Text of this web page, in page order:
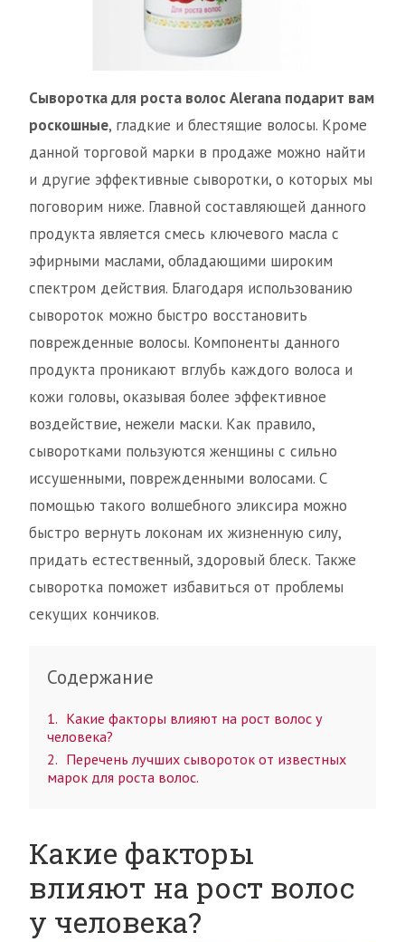
Сыворотка для роста волос Alerana подарит вам
роскошные, гладкие и блестящие волосы. Кроме
данной торговой марки в продаже можно найти
и другие эффективные сыворотки, о которых мы
поговорим ниже. Главной составляющей данного
продукта является смесь ключевого масла с
эфирными маслами, обладающими широким
спектром действия. Благодаря использованию
сывороток можно быстро восстановить
поврежденные волосы. Компоненты данного
продукта проникают вглубь каждого волоса и
кожи головы, оказывая более эффективное
воздействие, нежели маски. Как правило,
сыворотками пользуются женщины с сильно
иссушенными, поврежденными волосами. С
помощью такого волшебного эликсира можно
быстро вернуть локонам их жизненную силу,
придать естественный, здоровый блеск. Также
сыворотка поможет избавиться от проблемы
секущих кончиков.
Содержание
1
Какие факторы влияют на рост волос у
человека?
2
Перечень лучших сывороток от известных
марок для роста волос.
Какие факторы
влияют на рост волос
у человека?